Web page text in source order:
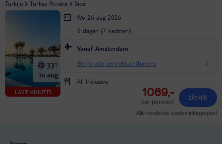
Turkije Turkse Rivièra Side
LAST MINUTE!
33°
in aug
Wo 26 aug 2026
8 dagen (7 nachten)
Vanaf Amsterdam
Bekijk alle vertrekluchthavens
All Inclusive
1069,-
per persoon
Bekijk
Alle verplichte kosten inbegrepen!